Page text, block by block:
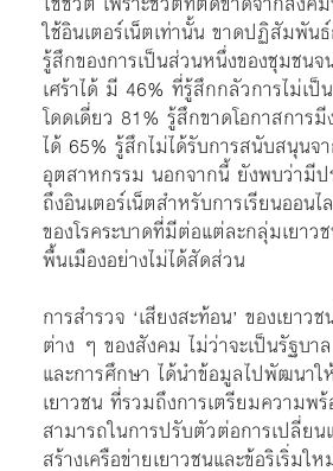
ใช้อินเตอร์เน็ตเท่านั้น ขาดปฏิสัมพัน
รู้สึกของการเป็นส่วนหนึ่งของชุมชนจ
เศร้าได้ มี 46% ที่รู้สึกกลัวการไม่เ
โดดเดี่ยว 81% รู้สึกขาดโอกาสการ
ได้ 65% รู้สึกไม่ได้รับการสนับสนุนจ
อุตสาหกรรม นอกจากนี้ ยังพบว่ามีปร
ถึงอินเตอร์เน็ตสำหรับการเรียนออน
ของโรคระบาดที่มีต่อแต่ละกลุ่มเยา
พื้นเมืองอย่างไม่ได้สัดส่วน
การสำรวจ ‘เสียงสะท้อน’ ของเยา
ต่าง ๆ ของสังคม ไม่ว่าจะเป็นรัฐบา
และการศึกษา ได้นำข้อมูลไปพัฒนา
เยาวชน ที่รวมถึงการเตรียมความพ
สามารถในการปรับตัวต่อการเปลี่ย
สร้างเครือข่ายเยาวชนและข้อริเริ่มใ